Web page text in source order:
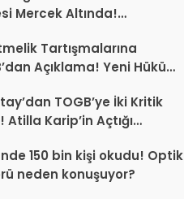
Mercek Altında!
Tartışmalarına
Açıklama! Yeni Hüküm
TOGB’ye İki Kritik
Atilla Karip’in Açtığı
150 bin kişi okudu! Optik
neden konuşuyor?